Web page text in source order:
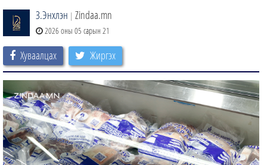
З.Энхлэн | Zindaa.mn
2026 оны 05 сарын 21
Хуваалцах Жиргэх